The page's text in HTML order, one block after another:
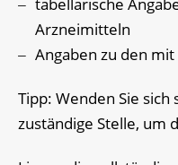
tabellarische
Arzneimitteln
Angaben zu den
Tipp: Wenden Sie
zuständige Stelle, um